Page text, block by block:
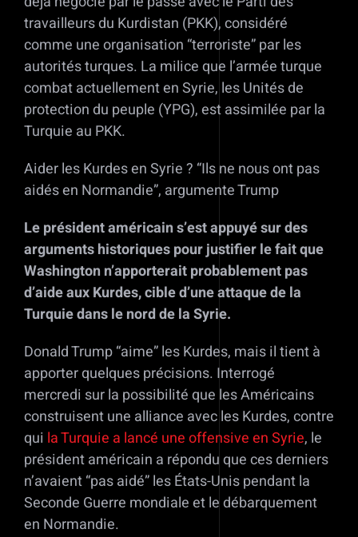
travailleurs du Kurdistan (PKK), considéré
comme une organisation “terroriste” par les
autorités turques. La milice que l’armée turque
combat actuellement en Syrie, les Unités de
protection du peuple (YPG), est assimilée par la
Turquie au PKK.
Aider les Kurdes en Syrie ? “Ils ne nous ont pas
aidés en Normandie”, argumente Trump
Le président américain s’est appuyé sur des
arguments historiques pour justifier le fait que
Washington n’apporterait probablement pas
d’aide aux Kurdes, cible d’une attaque de la
Turquie dans le nord de la Syrie.
Donald Trump “aime” les Kurdes, mais il tient à
apporter quelques précisions. Interrogé
mercredi sur la possibilité que les Américains
construisent une alliance avec les Kurdes, contre
qui la Turquie a lancé une offensive en Syrie, le
président américain a répondu que ces derniers
n’avaient “pas aidé” les États-Unis pendant la
Seconde Guerre mondiale et le débarquement
en Normandie.